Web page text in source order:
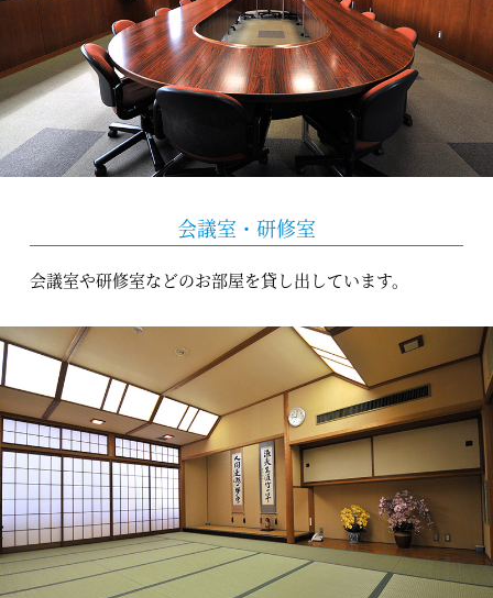
会議室・研修室
会議室や研修室などのお部屋を貸し出しています。